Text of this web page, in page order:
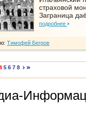
страховой
Заграница
подробнее
Тимофей Бегров
5 6 7 8